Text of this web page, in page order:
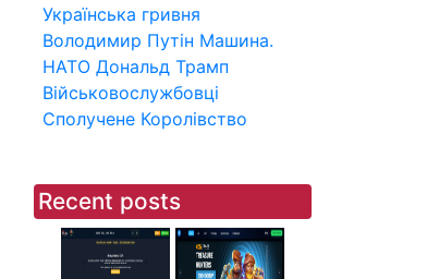
Українська гривня
Володимир Путін Машина.
НАТО Дональд Трамп
Військовослужбовці
Сполучене Королівство
Recent posts